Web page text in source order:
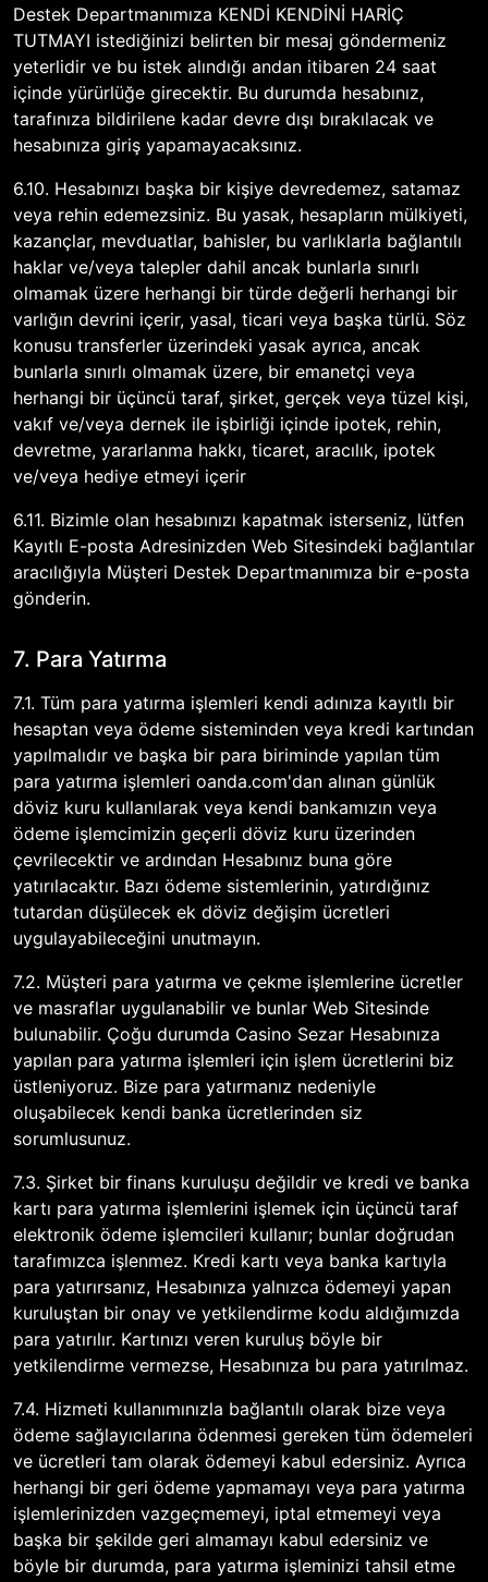
Destek Departmanımıza KENDİ KENDİNİ HARİÇ
TUTMAYI istediğinizi belirten bir mesaj göndermeniz
yeterlidir ve bu istek alındığı andan itibaren 24 saat
içinde yürürlüğe girecektir. Bu durumda hesabınız,
tarafınıza bildirilene kadar devre dışı bırakılacak ve
hesabınıza giriş yapamayacaksınız.
6.10. Hesabınızı başka bir kişiye devredemez, satamaz
veya rehin edemezsiniz. Bu yasak, hesapların mülkiyeti,
kazançlar, mevduatlar, bahisler, bu varlıklarla bağlantılı
haklar ve/veya talepler dahil ancak bunlarla sınırlı
olmamak üzere herhangi bir türde değerli herhangi bir
varlığın devrini içerir, yasal, ticari veya başka türlü. Söz
konusu transferler üzerindeki yasak ayrıca, ancak
bunlarla sınırlı olmamak üzere, bir emanetçi veya
herhangi bir üçüncü taraf, şirket, gerçek veya tüzel kişi,
vakıf ve/veya dernek ile işbirliği içinde ipotek, rehin,
devretme, yararlanma hakkı, ticaret, aracılık, ipotek
ve/veya hediye etmeyi içerir
6.11. Bizimle olan hesabınızı kapatmak isterseniz, lütfen
Kayıtlı E-posta Adresinizden Web Sitesindeki bağlantılar
aracılığıyla Müşteri Destek Departmanımıza bir e-posta
gönderin.
7. Para Yatırma
7.1. Tüm para yatırma işlemleri kendi adınıza kayıtlı bir
hesaptan veya ödeme sisteminden veya kredi kartından
yapılmalıdır ve başka bir para biriminde yapılan tüm
para yatırma işlemleri oanda.com'dan alınan günlük
döviz kuru kullanılarak veya kendi bankamızın veya
ödeme işlemcimizin geçerli döviz kuru üzerinden
çevrilecektir ve ardından Hesabınız buna göre
yatırılacaktır. Bazı ödeme sistemlerinin, yatırdığınız
tutardan düşülecek ek döviz değişim ücretleri
uygulayabileceğini unutmayın.
7.2. Müşteri para yatırma ve çekme işlemlerine ücretler
ve masraflar uygulanabilir ve bunlar Web Sitesinde
bulunabilir. Çoğu durumda Casino Sezar Hesabınıza
yapılan para yatırma işlemleri için işlem ücretlerini biz
üstleniyoruz. Bize para yatırmanız nedeniyle
oluşabilecek kendi banka ücretlerinden siz
sorumlusunuz.
7.3. Şirket bir finans kuruluşu değildir ve kredi ve banka
kartı para yatırma işlemlerini işlemek için üçüncü taraf
elektronik ödeme işlemcileri kullanır; bunlar doğrudan
tarafımızca işlenmez. Kredi kartı veya banka kartıyla
para yatırırsanız, Hesabınıza yalnızca ödemeyi yapan
kuruluştan bir onay ve yetkilendirme kodu aldığımızda
para yatırılır. Kartınızı veren kuruluş böyle bir
yetkilendirme vermezse, Hesabınıza bu para yatırılmaz.
7.4. Hizmeti kullanımınızla bağlantılı olarak bize veya
ödeme sağlayıcılarına ödenmesi gereken tüm ödemeleri
ve ücretleri tam olarak ödemeyi kabul edersiniz. Ayrıca
herhangi bir geri ödeme yapmamayı veya para yatırma
işlemlerinizden vazgeçmemeyi, iptal etmemeyi veya
başka bir şekilde geri almamayı kabul edersiniz ve
böyle bir durumda, para yatırma işleminizi tahsil etme